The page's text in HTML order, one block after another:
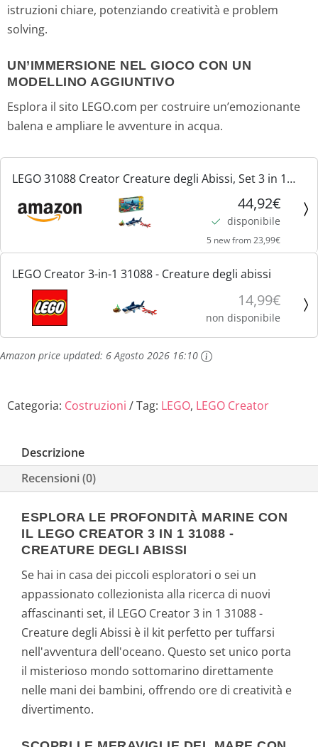
istruzioni chiare, potenziando creatività e problem
solving.
UN’IMMERSIONE NEL GIOCO CON UN
MODELLINO AGGIUNTIVO
Esplora il sito LEGO.com per costruire un’emozionante
balena e ampliare le avventure in acqua.
LEGO 31088 Creator Creature degli Abissi, Set 3 in 1
con Animali Giocattolo Marini da Costruire come
Squalo, Calamaro o Rana Pescatrice, Giochi per
44,92€
disponibile
5 new from 23,99€
LEGO Creator 3-in-1 31088 - Creature degli abissi
14,99€
non disponibile
Amazon price updated: 6 Agosto 2026 16:10
Categoria: Costruzioni Tag: LEGO, LEGO Creator
Descrizione
Recensioni (0)
ESPLORA LE PROFONDITÀ MARINE CON
IL LEGO CREATOR 3 IN 1 31088 -
CREATURE DEGLI ABISSI
Se hai in casa dei piccoli esploratori o sei un
appassionato collezionista alla ricerca di nuovi
affascinanti set, il LEGO Creator 3 in 1 31088 -
Creature degli Abissi è il kit perfetto per tuffarsi
nell'avventura dell'oceano. Questo set unico porta
il misterioso mondo sottomarino direttamente
nelle mani dei bambini, offrendo ore di creatività e
divertimento.